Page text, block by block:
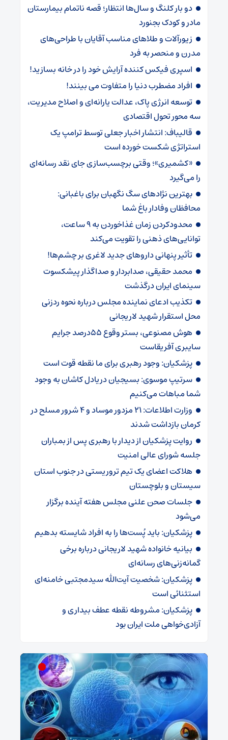
دو بار کلنگ و سال‌ها انتظار؛ قصه ناتمام بیمارستان
مادر و کودک بجنورد
زیورآلات و طلاهای مناسب آقایان با طراحی‌های
مدرن و منحصر به فرد
اسپری فیکس کننده آرایش خود را در خانه بسازید!
افراد مضطرب دنیا را متفاوت می بینند!
توسعه انرژی پاک، عدالت یارانه‌ای و اصلاح مدیریت،
سه محور تحول اقتصادی
قالیباف: انتشار اخبار جعلی توسط ترامپ یک
استراتژی شکست خورده است
«کشمیری»؛ وقتی برچسب‌سازی جای نقد رسانه‌ای
را می‌گیرد
بهترین نژادهای سگ نگهبان برای باغبانی:
محافظان وفادار باغ شما
محدودکردن زمان غذاخوردن به ۹ ساعت،
توانایی‌های ذهنی را تقویت می‌کند
تأثیر پنهانی داروهای جدید لاغری بر چشم‌ها!
محمد حقیقی، صدابردار و صداگذار پیشکسوت
سینمای ایران درگذشت
تکذیب ادعای نماینده مجلس درباره نحوه ردزنی
محل استقرار شهید لاریجانی
هوش مصنوعی، بستر وقوع 55درصد جرایم
سایبری آفریقاست
پزشکیان: وجود رهبری برای ما نقطه قوت است
سرتیپ موسوی: بسیجیان دریادل کاشان به وجود
شما مباهات می‌کنیم
وزارت اطلاعات: ۲۱ مزدور موساد و ۴ شرور مسلح در
کرمان بازداشت شدند
روایت پزشکیان از دیدار با رهبری پس از بمباران
جلسه شورای عالی امنیت
هلاکت اعضای یک تیم تروریستی در جنوب استان
سیستان و بلوچستان
جلسات صحن علنی مجلس هفته آینده برگزار
می‌شود
پزشکیان: باید پُست‌ها را به افراد شایسته بدهیم
بیانیه خانواده شهید لاریجانی درباره برخی
گمانه‌زنی‌های رسانه‌ای
پزشکیان: شخصیت آیت‌الله سیدمجتبی خامنه‌ای
استثنائی است
پزشکیان: مشروطه نقطه عطف بیداری و
آزادی‌خواهی ملت ایران بود